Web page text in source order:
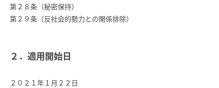
第２８条（秘密保持）
第２９条（反社会的勢力との関係排除）
２．適用開始日
２０２１年１月２２日